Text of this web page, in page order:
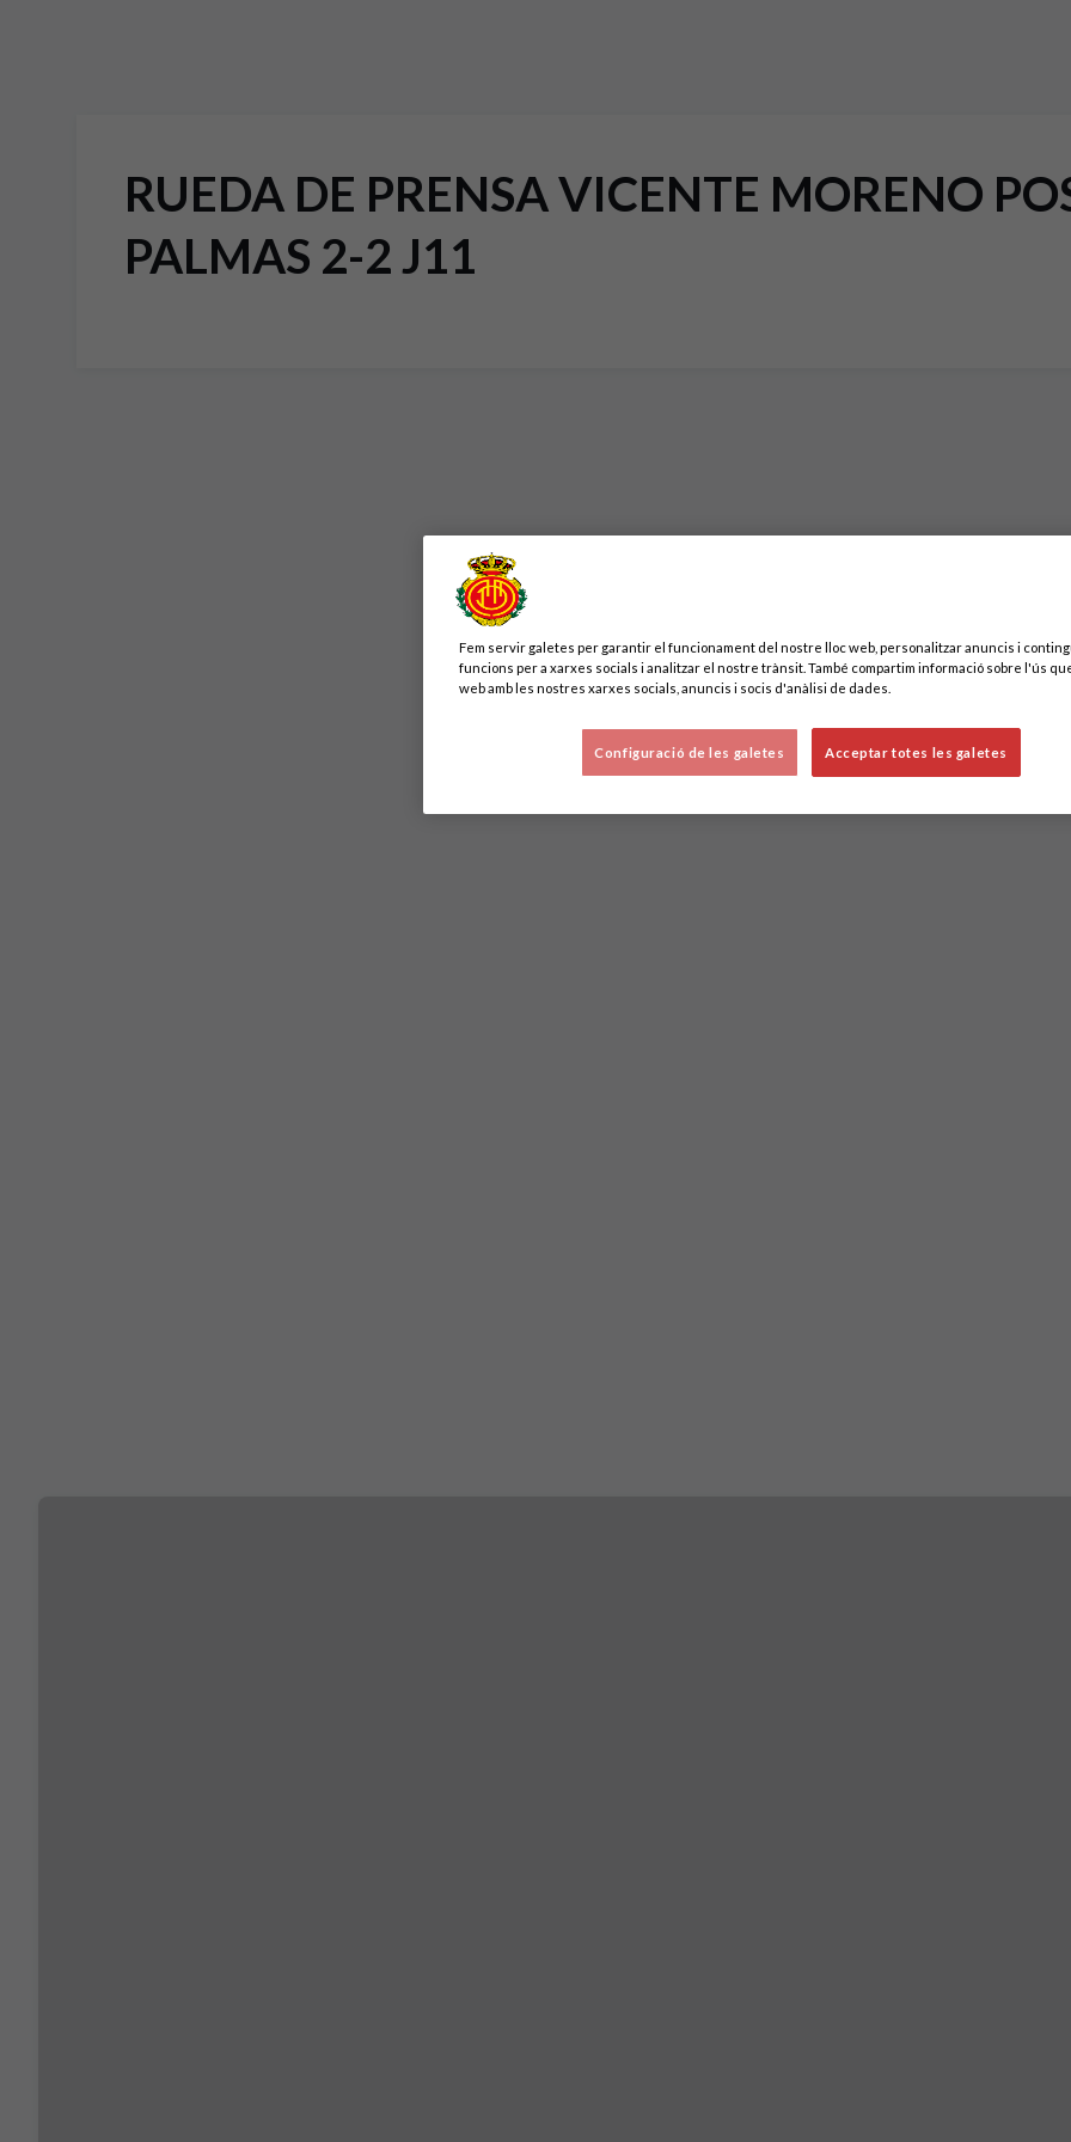
RUEDA DE PRENSA VICENTE MORENO
PALMAS 2-2 J11
Fem servir galetes per garantir el funcionament del nostre lloc web, personalitzar anuncis i
funcions per a xarxes socials i analitzar el nostre trànsit. També compartim informació sobre l'ús
web amb les nostres xarxes socials, anuncis i socis d'anàlisi de dades.
Acceptar totes les galetes
Configuració de les galetes